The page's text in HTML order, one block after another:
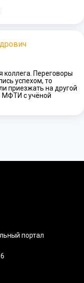
коллега. Переговоры
успехом, то
приезжать на другой
МФТИ с учёной
портал